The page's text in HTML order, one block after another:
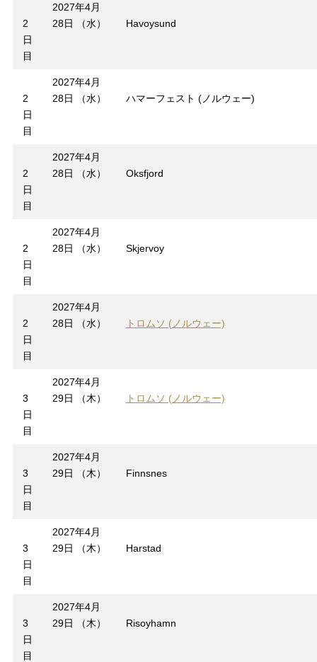
2
日
目
2027年4月
28日 （水）
Havoysund
2
日
目
2027年4月
28日 （水）
ハマーフェスト (ノルウェー)
2
日
目
2027年4月
28日 （水）
Oksfjord
2
日
目
2027年4月
28日 （水）
Skjervoy
2
日
目
2027年4月
28日 （水）
トロムソ (ノルウェー)
3
日
目
2027年4月
29日 （木）
トロムソ (ノルウェー)
3
日
目
2027年4月
29日 （木）
Finnsnes
3
日
目
2027年4月
29日 （木）
Harstad
3
日
目
2027年4月
29日 （木）
Risoyhamn